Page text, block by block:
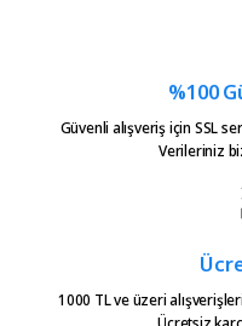
%100
Güvenli alışveriş için SSL
Verileriniz
1000 TL ve üzeri